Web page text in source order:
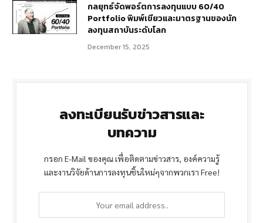
กลยุทธ์จัดพอร์ตการลงทุนแบบ 60/40
Portfolio พิมพ์เขียวและมาตรฐานของนัก
ลงทุนสถาบันระดับโลก
December 15, 2025
ลงทะเบียนรับข่าวสารและ
บทความ
กรอก E-Mail ของคุณ เพื่อติดตามข่าวสาร, องค์ความรู้
และงานวิจัยด้านการลงทุนชิ้นใหม่ๆจากพวกเรา Free!